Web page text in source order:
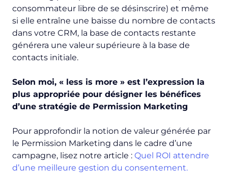
consommateur libre de se désinscrire) et même
si elle entraîne une baisse du nombre de contacts
dans votre CRM, la base de contacts restante
générera une valeur supérieure à la base de
contacts initiale.
Selon moi, « less is more » est l’expression la
plus appropriée pour désigner les bénéfices
d’une stratégie de Permission Marketing
Pour approfondir la notion de valeur générée par
le Permission Marketing dans le cadre d’une
campagne, lisez notre article : Quel ROI attendre
d’une meilleure gestion du consentement.